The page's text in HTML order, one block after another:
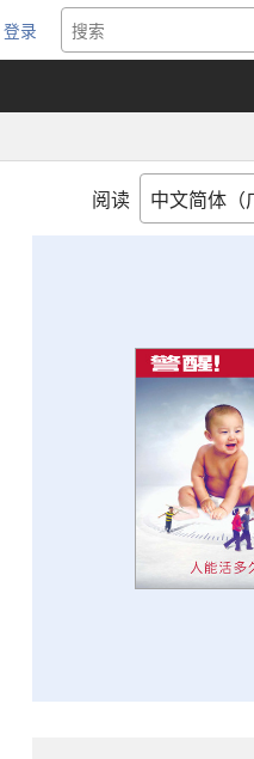
登录
（打
开
窗
阅读